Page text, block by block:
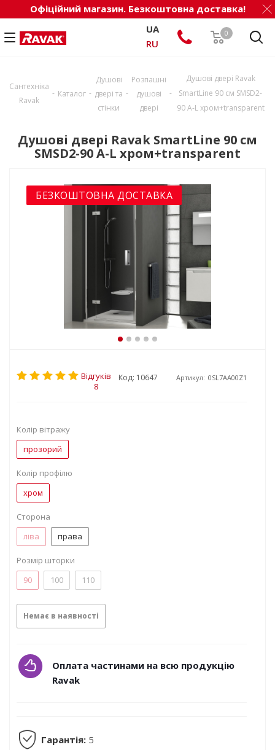
Офіційний магазин. Безкоштовна доставка!
0
UA
RU
Сантехніка
Ravak
- Каталог -
Душові
двері та
стінки
-
Розпашні
душові
двері
-
Душові двері Ravak
SmartLine 90 см SMSD2-
90 A-L хром+transparent
Душові двері Ravak SmartLine 90 см
SMSD2-90 A-L хром+transparent
БЕЗКОШТОВНА ДОСТАВКА
Відгуків
8
Код: 10647 Артикул: 0SL7AA00Z1
Колір вітражу
прозорий
Колір профілю
хром
Сторона
ліва
права
Розмір шторки
90
100 110
Немає в наявності
Оплата частинами на всю продукцію
Ravak
Гарантія: 5